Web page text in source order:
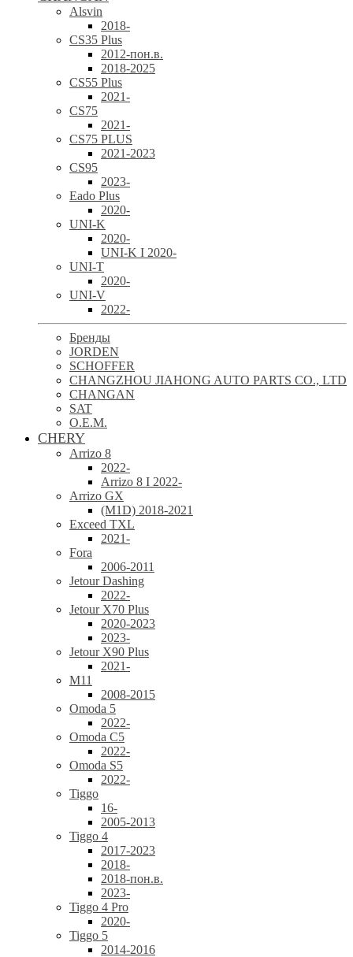
Alsvin
2018-
CS35 Plus
2012-пон.в.
2018-2025
CS55 Plus
2021-
CS75
2021-
CS75 PLUS
2021-2023
CS95
2023-
Eado Plus
2020-
UNI-K
2020-
UNI-K I 2020-
UNI-T
2020-
UNI-V
2022-
Бренды
JORDEN
SCHOFFER
CHANGZHOU JIAHONG AUTO PARTS CO., LTD
CHANGAN
SAT
O.E.M.
CHERY
Arrizo 8
2022-
Arrizo 8 I 2022-
Arrizo GX
(M1D) 2018-2021
Exceed TXL
2021-
Fora
2006-2011
Jetour Dashing
2022-
Jetour X70 Plus
2020-2023
2023-
Jetour X90 Plus
2021-
M11
2008-2015
Omoda 5
2022-
Omoda C5
2022-
Omoda S5
2022-
Tiggo
16-
2005-2013
Tiggo 4
2017-2023
2018-
2018-пон.в.
2023-
Tiggo 4 Pro
2020-
Tiggo 5
2014-2016